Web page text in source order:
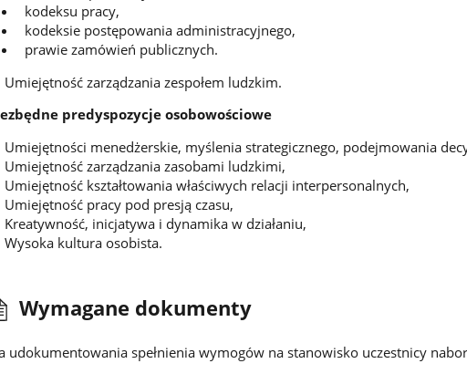
kodeksu pracy,
kodeksie postępowania administracyjnego,
prawie zamówień publicznych.
Umiejętność zarządzania zespołem ludzkim.
predyspozycje osobowościowe
Umiejętności menedżerskie, myślenia strategicznego, podejmowania
Umiejętność zarządzania zasobami ludzkimi,
Umiejętność kształtowania właściwych relacji interpersonalnych,
Umiejętność pracy pod presją czasu,
Kreatywność, inicjatywa i dynamika w działaniu,
Wysoka kultura osobista.
Wymagane dokumenty
udokumentowania spełnienia wymogów na stanowisko uczestnicy